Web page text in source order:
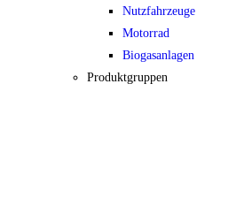
Nutzfahrzeuge
Motorrad
Biogasanlagen
Produktgruppen